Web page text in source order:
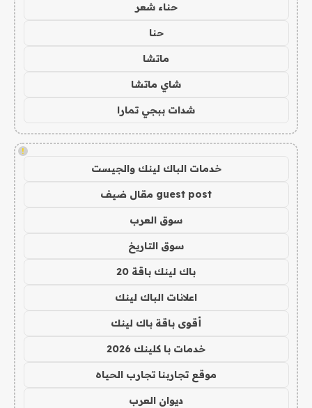
حناء شعر
حنا
ماتشا
شاي ماتشا
شدات ببجي تمارا
!
خدمات الباك لينك والجيست
guest post مقال ضيف
سوق العرب
سوق التاريخ
باك لينك باقة 20
اعلانات الباك لينك
أقوى باقة باك لينك
خدمات با كلينك 2026
موقع تجاربنا تجارب الحياه
ديوان العرب